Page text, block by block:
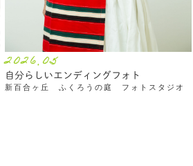
2026.05
自分らしいエンディングフォト
新百合ヶ丘 ふくろうの庭 フォトスタジオ